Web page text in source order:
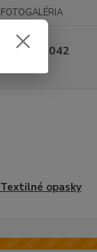
FOTOGALÉRIA
0948 236 042
Textilné opasky